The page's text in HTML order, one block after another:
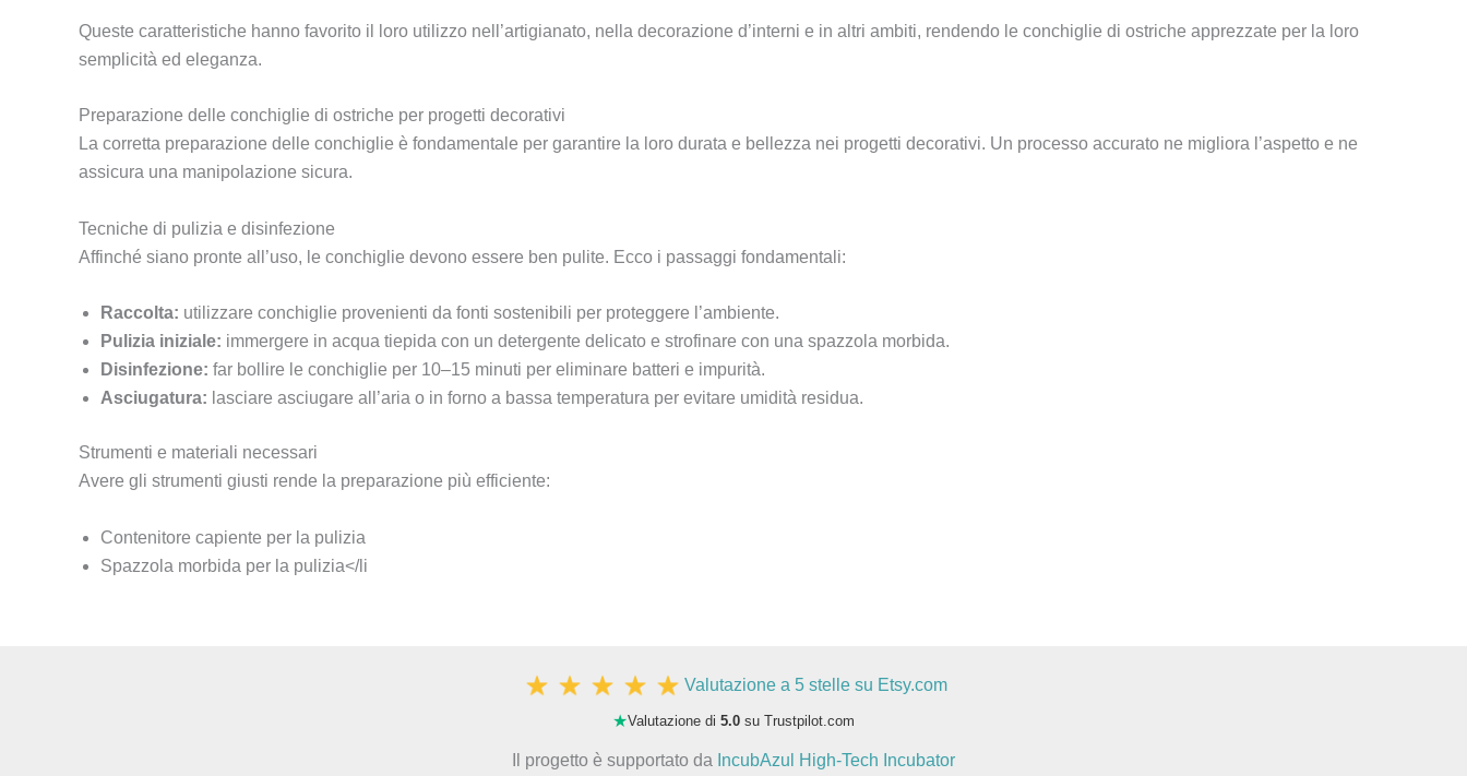
Queste caratteristiche hanno favorito il loro utilizzo nell’artigianato, nella decorazione d’interni e in altri ambiti, rendendo le conchiglie di ostriche apprezzate per la loro
semplicità ed eleganza.
Preparazione delle conchiglie di ostriche per progetti decorativi
La corretta preparazione delle conchiglie è fondamentale per garantire la loro durata e bellezza nei progetti decorativi. Un processo accurato ne migliora l’aspetto e ne
assicura una manipolazione sicura.
Tecniche di pulizia e disinfezione
Affinché siano pronte all’uso, le conchiglie devono essere ben pulite. Ecco i passaggi fondamentali:
Raccolta: utilizzare conchiglie provenienti da fonti sostenibili per proteggere l’ambiente.
Pulizia iniziale: immergere in acqua tiepida con un detergente delicato e strofinare con una spazzola morbida.
Disinfezione: far bollire le conchiglie per 10–15 minuti per eliminare batteri e impurità.
Asciugatura: lasciare asciugare all’aria o in forno a bassa temperatura per evitare umidità residua.
Strumenti e materiali necessari
Avere gli strumenti giusti rende la preparazione più efficiente:
Contenitore capiente per la pulizia
Spazzola morbida per la pulizia</li
Valutazione a 5 stelle su Etsy.com
★Valutazione di 5.0 su Trustpilot.com
Il progetto è supportato da IncubAzul High-Tech Incubator